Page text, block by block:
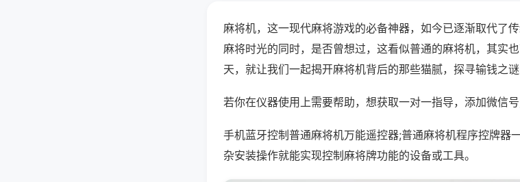
麻将机，这一现代麻将游戏的必备神器，如今已逐渐取代了
麻将时光的同时，是否曾想过，这看似普通的麻将机，其实
天，就让我们一起揭开麻将机背后的那些猫腻，探寻输钱之谜
若你在仪器使用上需要帮助，想获取一对一指导，添加微信
手机蓝牙控制普通麻将机万能遥控器;普通麻将机程序控牌器
杂安装操作就能实现控制麻将牌功能的设备或工具。